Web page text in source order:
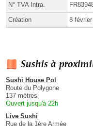
N° TVA Intra.
Création 8
Sushis à
Sushi House Pol
Route du Polygone
137 mètres
Ouvert jusqu'à 22h
Live Sushi
Rue de la 1ère Armée